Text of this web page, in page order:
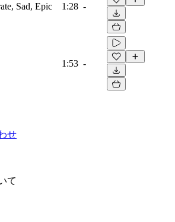
Sad, Epic 1:28 -
1:53 -
せ
て